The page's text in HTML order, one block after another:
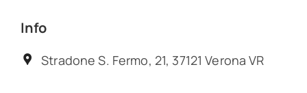
Info
Stradone S. Fermo, 21, 37121 Verona VR